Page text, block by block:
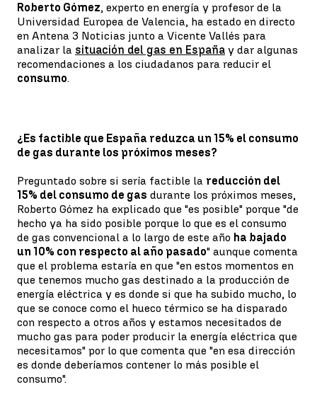
Roberto Gómez, experto en energía y profesor de la
Universidad Europea de Valencia, ha estado en directo
en Antena 3 Noticias junto a Vicente Vallés para
analizar la situación del gas en España y dar algunas
recomendaciones a los ciudadanos para reducir el
consumo.
¿Es factible que España reduzca un 15% el consumo
de gas durante los próximos meses?
Preguntado sobre si sería factible la reducción del
15% del consumo de gas durante los próximos meses,
Roberto Gómez ha explicado que "es posible" porque "de
hecho ya ha sido posible porque lo que es el consumo
de gas convencional a lo largo de este año ha bajado
un 10% con respecto al año pasado" aunque comenta
que el problema estaría en que "en estos momentos en
que tenemos mucho gas destinado a la producción de
energía eléctrica y es donde si que ha subido mucho, lo
que se conoce como el hueco térmico se ha disparado
con respecto a otros años y estamos necesitados de
mucho gas para poder producir la energía eléctrica que
necesitamos" por lo que comenta que "en esa dirección
es donde deberíamos contener lo más posible el
consumo".